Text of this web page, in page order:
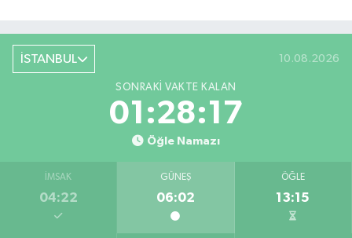
İSTANBUL 10.08.2026
SONRAKI VAKTE KALAN
01:28:16
Öğle Namazı
İMSAK
04:22
GÜNEŞ
06:02
ÖĞLE
13:15